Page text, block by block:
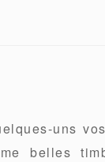
uns
belles